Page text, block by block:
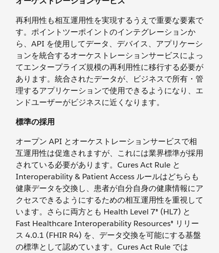
再利用性も相互運用性を実現するうえで重要な要素で
す。ポイントツーポイントのインテグレーションか
ら、API を使用してデータ、デバイス、アプリケーシ
ョンを統合するオーケストレーションサービスによっ
てエンタープライズ規模の再利用性に移行する必要が
あります。統合されたデータが、ビジネスで所有・管
理するアプリケーションで使用できるようになり、エ
ンドユーザーがビジネスに近くなります。
標準の採用
オープン API とオーケストレーションサービスで相
互運用性は促進されますが、これには業界標準が採用
されている必要があります。Cures Act Rule と
Interoperability & Patient Access ルールはどちらも
健康データを交換し、患者が自分自身の健康情報にア
クセスできるようにするための相互運用性を重視して
います。さらに両方とも Health Level 7® (HL7) と
Fast Healthcare Interoperability Resources® リリー
ス 4.0.1 (FHIR R4) を、データ交換を可能にする基盤
の標準として認めています。Cures Act Rule では